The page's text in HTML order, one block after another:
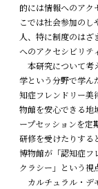
的には情報へのアク
こでは社会参加のし
人、特に制度のは
へのアクセシビリテ
本研究について考
学という分野で学ん
知症フレンドリー美
物館を安心できる地
ープセッションを定
研修を受けたりする
博物館が「認知症フ
クラシー」という視
カルチュラル・デ